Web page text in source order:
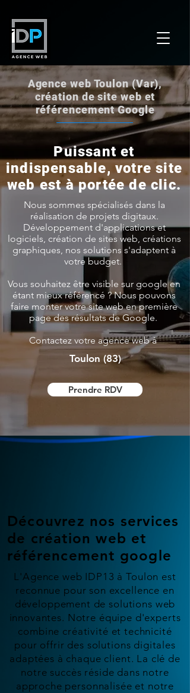
Agence web Toulon (Var),
création de site web et
référencement Google
Puissant et
indispensable, votre site
web est à portée de clic.
Nous sommes spécialisés dans la
réalisation de projets digitaux.
Développement d'applications et
logiciels, création de sites web, créations
graphiques, nos solutions s'adaptent à
votre budget.
Vous souhaitez être visible sur google en
étant mieux référencé ? Nous pouvons
faire monter votre site web en première
page des résultats de Google.
Contactez votre agence web à
Toulon (83)
Prendre RDV
Découvrez nos services
de création web et
référencement google
L'Agence web IDP13 à Toulon est
reconnue pour son excellence en
développement de solutions web
innovantes. Notre équipe d'experts
combine créativité et technicité
pour offrir des solutions digitales
adaptées à chaque client. La clé de
notre succès réside dans notre
approche personnalisée et notre